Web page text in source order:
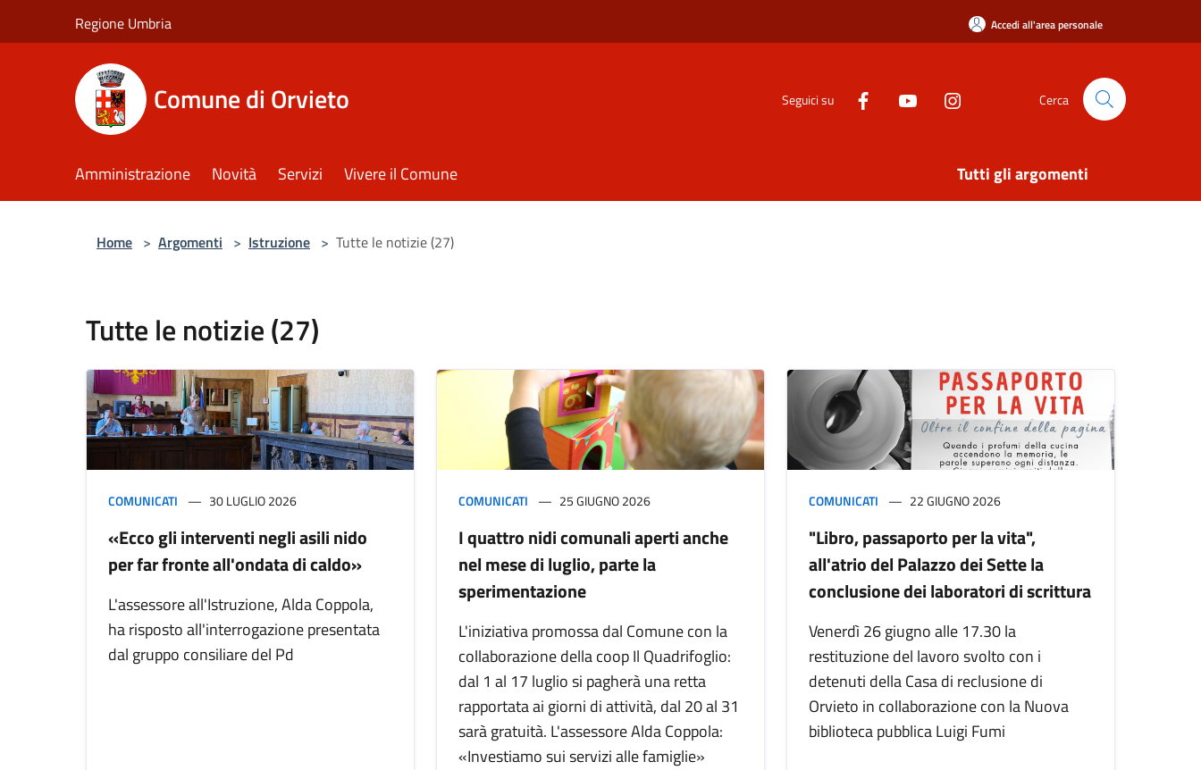
Regione Umbria Accedi all'area personale
Comune di Orvieto Seguici su Cerca
Amministrazione Novità Servizi Vivere il Comune Tutti gli argomenti
Home > Argomenti > Istruzione > Tutte le notizie (27)
Tutte le notizie (27)
COMUNICATI 30 LUGLIO 2026
«Ecco gli interventi negli asili nido
per far fronte all'ondata di caldo»
L'assessore all'Istruzione, Alda Coppola,
ha risposto all'interrogazione presentata
dal gruppo consiliare del Pd
COMUNICATI 25 GIUGNO 2026
I quattro nidi comunali aperti anche
nel mese di luglio, parte la
sperimentazione
L'iniziativa promossa dal Comune con la
collaborazione della coop Il Quadrifoglio:
dal 1 al 17 luglio si pagherà una retta
rapportata ai giorni di attività, dal 20 al 31
sarà gratuità. L'assessore Alda Coppola:
«Investiamo sui servizi alle famiglie»
COMUNICATI 22 GIUGNO 2026
"Libro, passaporto per la vita",
all'atrio del Palazzo dei Sette la
conclusione dei laboratori di scrittura
Venerdì 26 giugno alle 17.30 la
restituzione del lavoro svolto con i
detenuti della Casa di reclusione di
Orvieto in collaborazione con la Nuova
biblioteca pubblica Luigi Fumi